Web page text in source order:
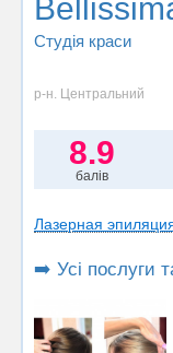
Студія краси
р-н. Центральний
8.9
балів
Лазерная
➡️ Усі послуги